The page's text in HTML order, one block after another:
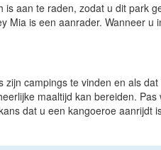
aan te raden, zodat u dit park
is een aanrader. Wanneer
campings te vinden en als
maaltijd kan bereiden.
dat u een kangoeroe aanrijdt